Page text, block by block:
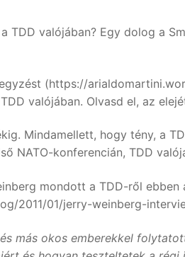
TDD valójában? Egy dolog a
(https://
valójában. Olvasd el, az
Mindamellett, hogy tény, a
NATO-konferencián, TDD
mondott a TDD-ről ebben
2011/01/jerry-weinberg-
más okos emberekkel